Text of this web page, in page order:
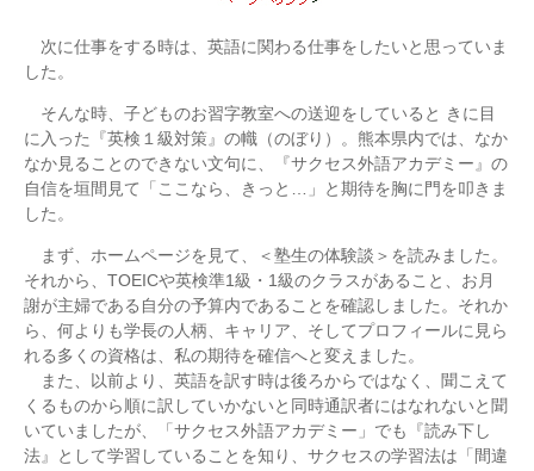
次に仕事をする時は、英語に関わる仕事をしたいと思っていま
した。
そんな時、子どものお習字教室への送迎をしていると きに目
に入った『英検１級対策』の幟（のぼり）。熊本県内では、なか
なか見ることのできない文句に、『サクセス外語アカデミー』の
自信を垣間見て「ここなら、きっと…」と期待を胸に門を叩きま
した。
まず、ホームページを見て、＜塾生の体験談＞を読みました。
それから、TOEICや英検準1級・1級のクラスがあること、お月
謝が主婦である自分の予算内であることを確認しました。それか
ら、何よりも学長の人柄、キャリア、そしてプロフィールに見ら
れる多くの資格は、私の期待を確信へと変えました。
また、以前より、英語を訳す時は後ろからではなく、聞こえて
くるものから順に訳していかないと同時通訳者にはなれないと聞
いていましたが、「サクセス外語アカデミー」でも『読み下し
法』として学習していることを知り、サクセスの学習法は「間違